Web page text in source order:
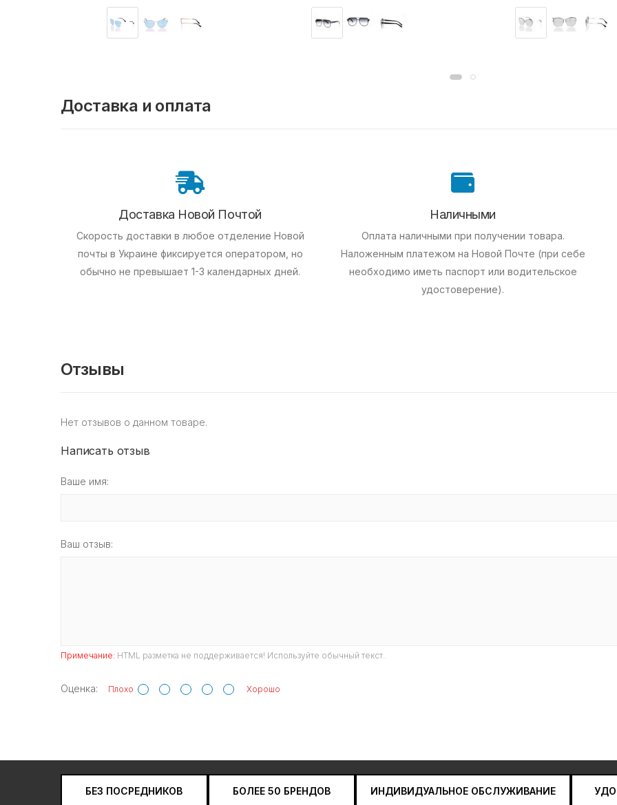
Доставка и оплата
Доставка Новой Почтой
Скорость доставки в любое отделение Новой
почты в Украине фиксируется оператором, но
обычно не превышает 1-3 календарных дней.
Наличными
Оплата наличными при получении товара.
Наложенным платежом на Новой Почте (при себе
необходимо иметь паспорт или водительское
удостоверение).
Отзывы
Нет отзывов о данном товаре.
Написать отзыв
Ваше имя:
Ваш отзыв:
Примечание: HTML разметка не поддерживается! Используйте обычный текст.
Оценка: Плохо Хорошо
БЕЗ ПОСРЕДНИКОВ БОЛЕЕ 50 БРЕНДОВ ИНДИВИДУАЛЬНОЕ ОБСЛУЖИВАНИЕ